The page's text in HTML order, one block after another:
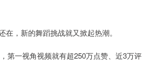
，新的舞蹈挑战就又掀起热潮。
第一视角视频就有超250万点赞、近3万评